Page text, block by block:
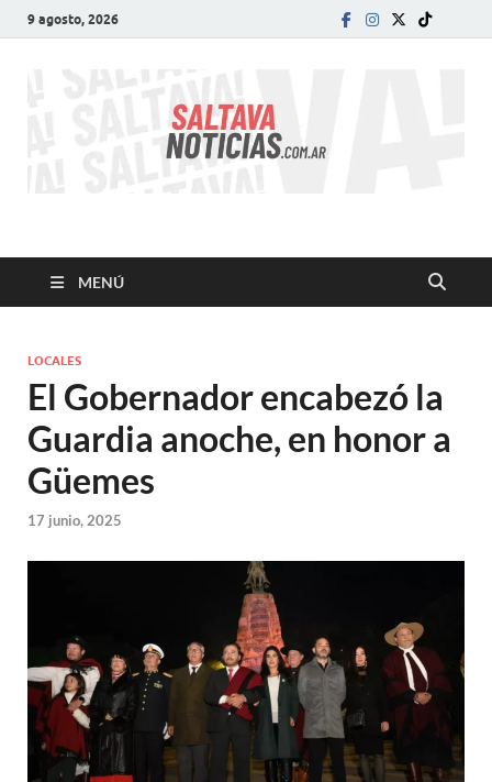
9 agosto, 2026
SALTA VA!
MENÚ
LOCALES
El Gobernador encabezó la
Guardia anoche, en honor a
Güemes
17 junio, 2025